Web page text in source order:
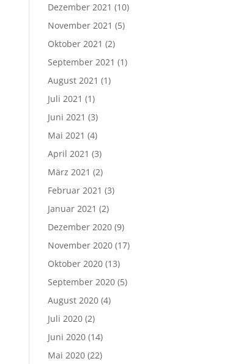
Dezember 2021 (10)
November 2021 (5)
Oktober 2021 (2)
September 2021 (1)
August 2021 (1)
Juli 2021 (1)
Juni 2021 (3)
Mai 2021 (4)
April 2021 (3)
März 2021 (2)
Februar 2021 (3)
Januar 2021 (2)
Dezember 2020 (9)
November 2020 (17)
Oktober 2020 (13)
September 2020 (5)
August 2020 (4)
Juli 2020 (2)
Juni 2020 (14)
Mai 2020 (22)